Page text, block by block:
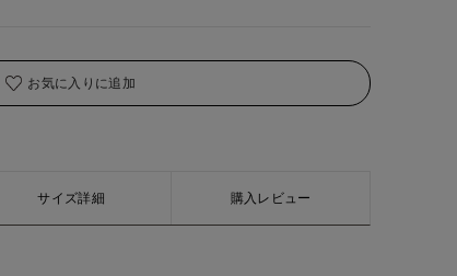
お気に入りに追加
サイズ詳細 購入レビュー